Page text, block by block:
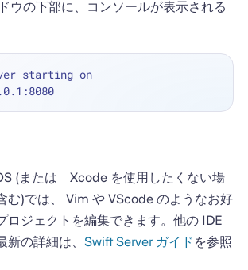
ウの下部に、コンソールが表示される
starting on
(または Xcode を使用したくない場
む)では、 Vim や VScode のようなお好
ロジェクトを編集できます。他の IDE
の詳細は、 Swift Server ガイド を参照